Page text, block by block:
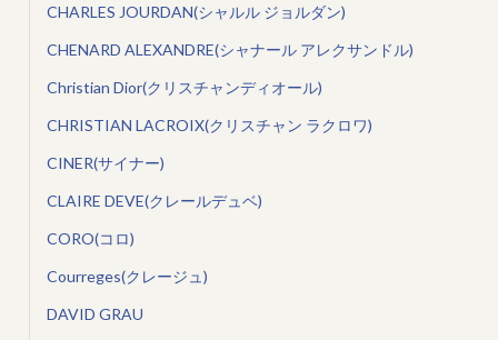
CHARLES JOURDAN(シャルル ジョルダン)
CHENARD ALEXANDRE(シャナール アレクサンドル)
Christian Dior(クリスチャンディオール)
CHRISTIAN LACROIX(クリスチャン ラクロワ)
CINER(サイナー)
CLAIRE DEVE(クレールデュベ)
CORO(コロ)
Courreges(クレージュ)
DAVID GRAU